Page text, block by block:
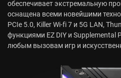
обеспечивает экстремальную
оснащена всеми новейшими
PCIe 5.0, Killer Wi-fi 7 и 5G LAN,
функциями EZ DIY и Supplemental
любым вызовам игр и